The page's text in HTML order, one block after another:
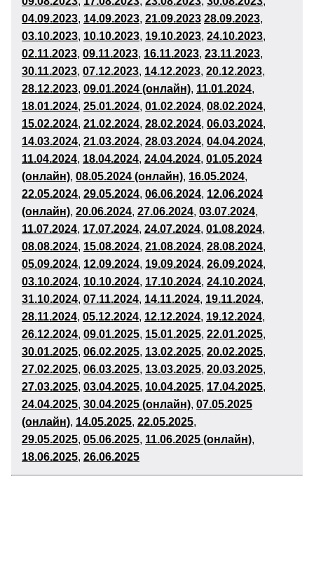
04.09.2023, 14.09.2023, 21.09.2023 28.09.2023,
03.10.2023, 10.10.2023, 19.10.2023, 24.10.2023,
02.11.2023, 09.11.2023, 16.11.2023, 23.11.2023,
30.11.2023, 07.12.2023, 14.12.2023, 20.12.2023,
28.12.2023, 09.01.2024 (онлайн), 11.01.2024,
18.01.2024, 25.01.2024, 01.02.2024, 08.02.2024,
15.02.2024, 21.02.2024, 28.02.2024, 06.03.2024,
14.03.2024, 21.03.2024, 28.03.2024, 04.04.2024,
11.04.2024, 18.04.2024, 24.04.2024, 01.05.2024
(онлайн), 08.05.2024 (онлайн), 16.05.2024,
22.05.2024, 29.05.2024, 06.06.2024, 12.06.2024
(онлайн), 20.06.2024, 27.06.2024, 03.07.2024,
11.07.2024, 17.07.2024, 24.07.2024, 01.08.2024,
08.08.2024, 15.08.2024, 21.08.2024, 28.08.2024,
05.09.2024, 12.09.2024, 19.09.2024, 26.09.2024,
03.10.2024, 10.10.2024, 17.10.2024, 24.10.2024,
31.10.2024, 07.11.2024, 14.11.2024, 19.11.2024,
28.11.2024, 05.12.2024, 12.12.2024, 19.12.2024,
26.12.2024, 09.01.2025, 15.01.2025, 22.01.2025,
30.01.2025, 06.02.2025, 13.02.2025, 20.02.2025,
27.02.2025, 06.03.2025, 13.03.2025, 20.03.2025,
27.03.2025, 03.04.2025, 10.04.2025, 17.04.2025,
24.04.2025, 30.04.2025 (онлайн), 07.05.2025
(онлайн), 14.05.2025, 22.05.2025,
29.05.2025, 05.06.2025, 11.06.2025 (онлайн),
18.06.2025, 26.06.2025